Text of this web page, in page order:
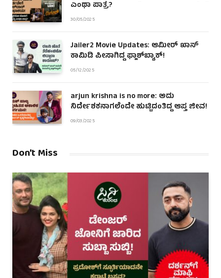
ಎಂಥಾ ಪಾತ್ರ?
30/05/2025
Jailer2 Movie Updates: ಆಮೀರ್ ಖಾನ್
ಕಾಮಿಡಿ ಪೀಸಾಗಿದ್ದ ಫ್ಲಾಶ್‌ಬ್ಯಾಕ್!
05/12/2025
arjun krishna is no more: ಅದು
ನಿರ್ದೇಶಕನಾಗಲೆಂದೇ ಹುಟ್ಟಿದಂತಿದ್ದ ಆಪ್ತ ಜೀವ!
09/03/2025
Don't Miss